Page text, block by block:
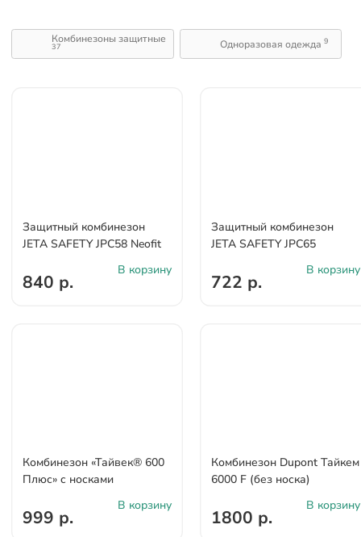
Комбинезоны защитные
37 Одноразовая одежда 9
Защитный комбинезон
JETA SAFETY JPC58 Neofit
840 р.
В корзину
Защитный комбинезон
JETA SAFETY JPC65
722 р.
В корзину
Комбинезон «Тайвек® 600
Плюс» c носками
999 р.
В корзину
Комбинезон Dupont Тайкем
6000 F (без носка)
1800 р.
В корзину